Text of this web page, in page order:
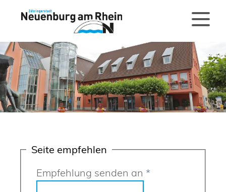
Seite empfehlen
Empfehlung senden an *